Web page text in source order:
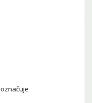
označuje